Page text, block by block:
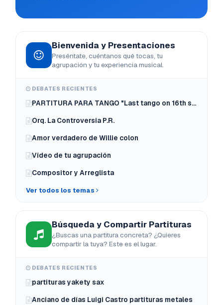
Bienvenida y Presentaciones
Preséntate, cuéntanos qué tocas, tu
agrupación y tu experiencia musical.
DEBATES RECIENTES
PARTITURA PARA TANGO "Last tango on 16th street" de Boz Scaggs
Orq. La Controversia P.R.
Amor verdadero de Willie colon
Vídeo de tu agrupación
Compositor y Arreglista
Ver todos los temas
Búsqueda y Compartir Partituras
¿Buscas una partitura concreta? ¿Quieres
compartir la tuya? Este es el lugar.
DEBATES RECIENTES
partituras yakety sax
Anciano de días Luigi Castro partituras metales